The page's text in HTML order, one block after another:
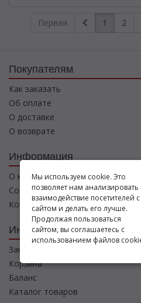
Первая 1 2
Покупателям
Как заказать
Об оплате
О доставке
О возврате
Информация
О компании
Соглашение
Контакты
Интернет магазин
Заказы
Корзина
Баланс
Каталог товаров
Мы используем cookie. Это
позволяет нам анализировать
взаимодействие посетителей с
сайтом и делать его лучше.
Продолжая пользоваться
сайтом, вы соглашаетесь с
использованием файлов